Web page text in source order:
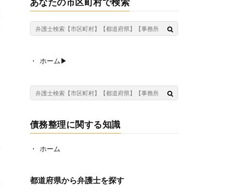
ホーム▶︎
債務整理に関する知識
ホーム
都道府県から弁護士を探す